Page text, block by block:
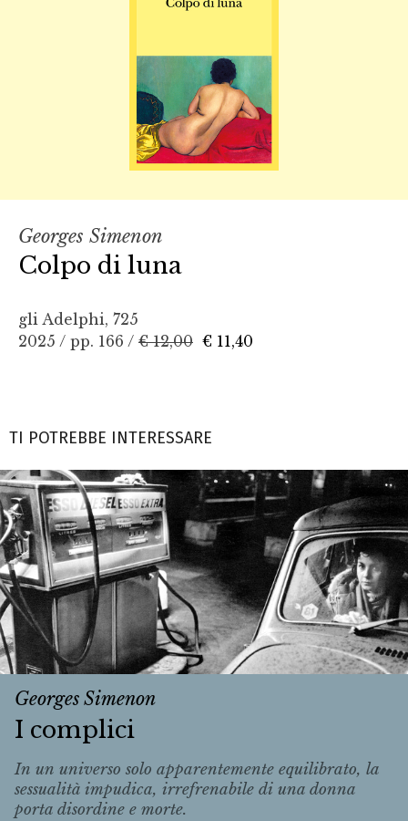
Georges Simenon
Colpo di luna
gli Adelphi, 725
2025 / pp. 166 / € 12,00 € 11,40
TI POTREBBE INTERESSARE
Georges Simenon
I complici
In un universo solo apparentemente equilibrato, la
sessualità impudica, irrefrenabile di una donna
porta disordine e morte.